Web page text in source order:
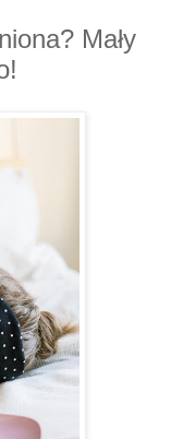
Mały